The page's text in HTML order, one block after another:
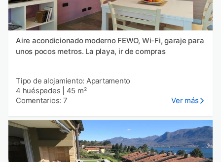
Aire acondicionado moderno FEWO, Wi-Fi, garaje para
unos pocos metros. La playa, ir de compras
Tipo de alojamiento: Apartamento
4 huéspedes
45 m²
Comentarios: 7
Ver más